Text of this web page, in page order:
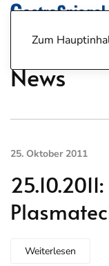
Zum
News
25. Oktober 2011
Weiterlesen